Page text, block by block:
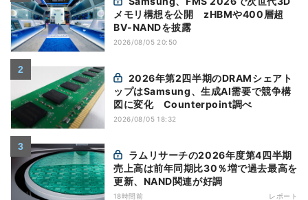
メモリ構想を公開 zHBMや400層超
BV-NANDを披露
2026/08/05 20:50
ップはSamsung、生成AI需要で競争構
図に変化 Counterpoint調べ
2026/08/05 18:32
売上高は前年同期比30％増で過去最高を
更新、NAND関連が好調
18時間前 レポート